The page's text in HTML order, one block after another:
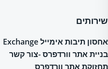
שירותים
אחסון תיבות אימייל Exchange
בניית אתר וורדפרס -צור קשר
תחזוקת אתר וורדפרס